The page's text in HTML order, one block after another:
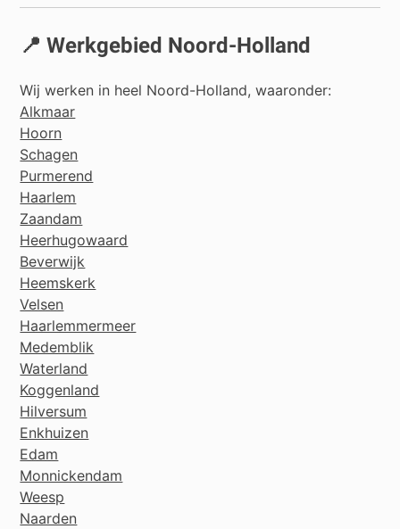
📍 Werkgebied Noord-Holland
Wij werken in heel Noord-Holland, waaronder:
Alkmaar
Hoorn
Schagen
Purmerend
Haarlem
Zaandam
Heerhugowaard
Beverwijk
Heemskerk
Velsen
Haarlemmermeer
Medemblik
Waterland
Koggenland
Hilversum
Enkhuizen
Edam
Monnickendam
Weesp
Naarden